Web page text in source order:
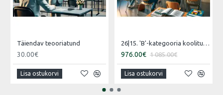
Täiendav teooriatund
30.00€
Lisa ostukorvi
26|15. 'B'-kategooria koolitus [16.07.2026 – 15.08.2026 Vene]
976.00€ 1 085.00€
Lisa ostukorvi